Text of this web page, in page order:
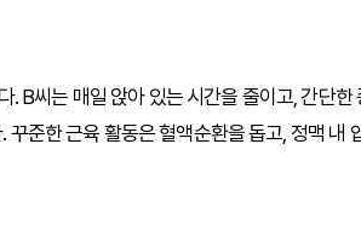
. B씨는 매일 앉아 있는 시간을 줄이고, 간단
준한 근육 활동은 혈액순환을 돕고, 정맥 내